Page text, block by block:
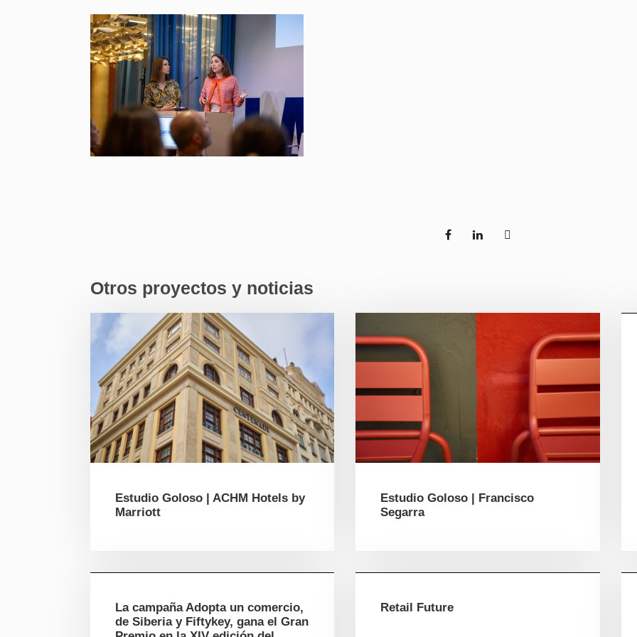
Otros proyectos y noticias
Estudio Goloso | ACHM Hotels by
Marriott
Estudio Goloso | Francisco
Segarra
La campaña Adopta un comercio,
de Siberia y Fiftykey, gana el Gran
Retail Future